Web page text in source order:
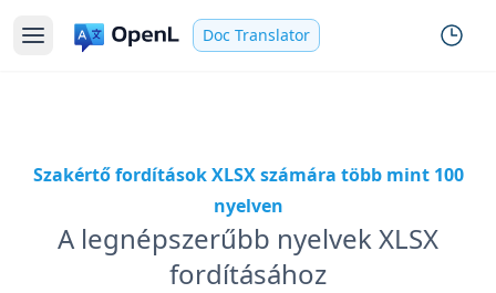
Doc Translator
Szakértő fordítások XLSX számára több mint 100
nyelven
A legnépszerűbb nyelvek XLSX
fordításához